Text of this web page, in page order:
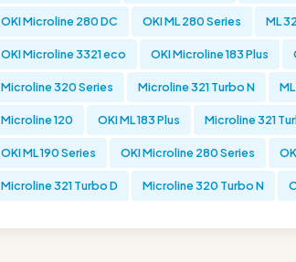
OKI Microline 280 DC OKI ML 280 Series ML
OKI Microline 3321 eco OKI Microline 183 Plus
Microline 320 Series Microline 321 Turbo N
Microline 120 OKI ML 183 Plus Microline 321
OKI ML 190 Series OKI Microline 280 Series
Microline 321 Turbo D Microline 320 Turbo N